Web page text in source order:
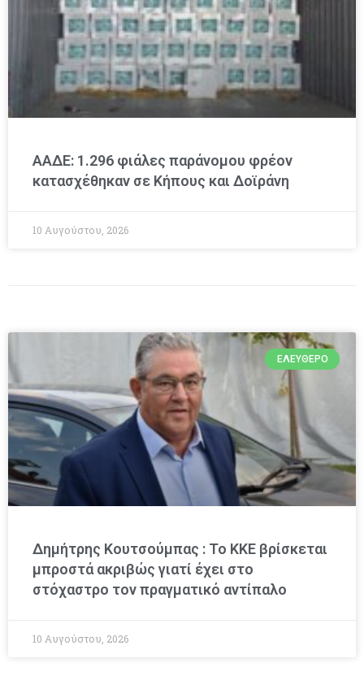
ΑΑΔΕ: 1.296 φιάλες παράνομου φρέον
κατασχέθηκαν σε Κήπους και Δοϊράνη
10 Αυγούστου, 2026
ΕΛΕΎΘΕΡΟ
Δημήτρης Κουτσούμπας : Το ΚΚΕ βρίσκεται
μπροστά ακριβώς γιατί έχει στο
στόχαστρο τον πραγματικό αντίπαλο
10 Αυγούστου, 2026